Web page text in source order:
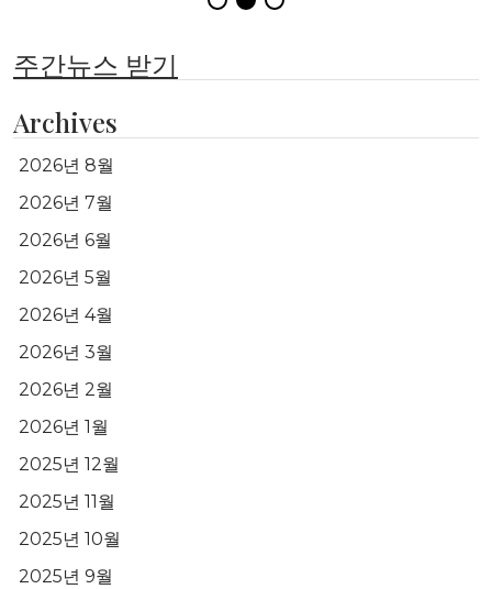
주간뉴스 받기
Archives
2026년 8월
2026년 7월
2026년 6월
2026년 5월
2026년 4월
2026년 3월
2026년 2월
2026년 1월
2025년 12월
2025년 11월
2025년 10월
2025년 9월